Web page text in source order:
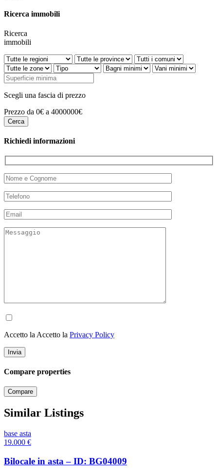
Ricerca immobili
Ricerca
immobili
Scegli una fascia di prezzo
Prezzo da 0€ a 4000000€
Richiedi informazioni
Accetto la Accetto la Privacy Policy
Compare properties
Compare
Similar Listings
base asta
19.000 €
Bilocale in asta – ID: BG04009